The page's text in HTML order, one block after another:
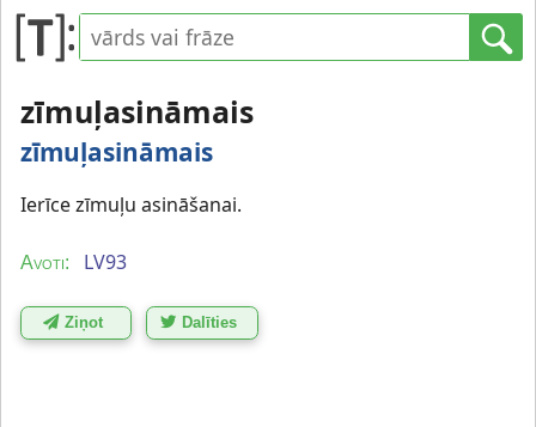
zīmuļasināmais
zīmuļasināmais
Ierīce zīmuļu asināšanai.
Avoti: LV93
Ziņot Dalīties